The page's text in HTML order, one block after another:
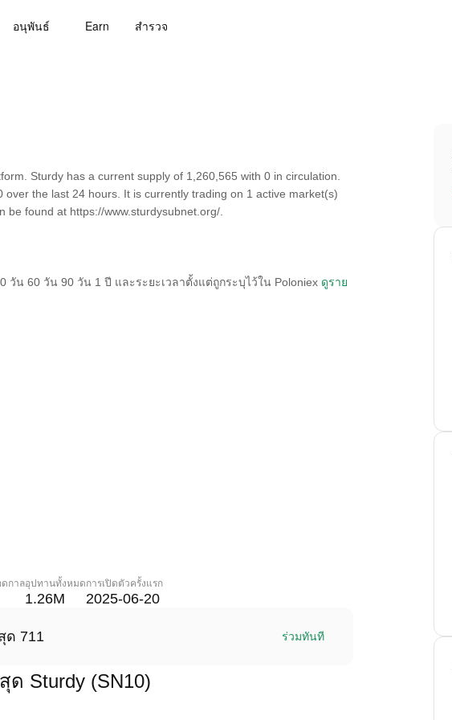
อนุพันธ์ Earn สํารวจ
Sturdy has a current supply of 1,260,565 with 0 in circulation.
the last 24 hours. It is currently trading on 1 active market(s)
found at https://www.sturdysubnet.org/.
น 60 วัน 90 วัน 1 ปี และระยะเวลาตั้งแต่ถูกระบุไว้ใน Poloniex ดูราย
กาลอุปทานทั้งหมด
1.26M
การเปิดตัวครั้งแรก
2025-06-20
ด 711 ร่วมทันที
Sturdy (SN10)